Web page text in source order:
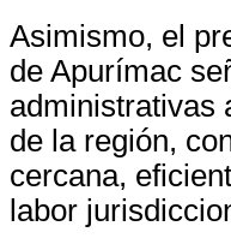
Asimismo, el
de Apurímac
administrativas
de la región,
cercana,
labor